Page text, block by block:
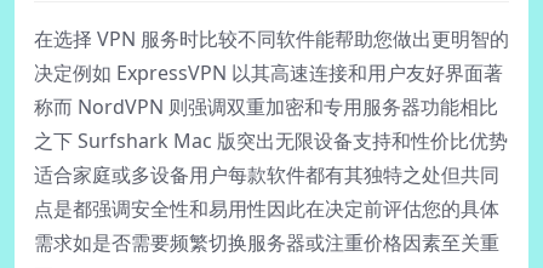
在选择 VPN 服务时比较不同软件能帮助您做出更明智的
决定例如 ExpressVPN 以其高速连接和用户友好界面著
称而 NordVPN 则强调双重加密和专用服务器功能相比
之下 Surfshark Mac 版突出无限设备支持和性价比优势
适合家庭或多设备用户每款软件都有其独特之处但共同
点是都强调安全性和易用性因此在决定前评估您的具体
需求如是否需要频繁切换服务器或注重价格因素至关重